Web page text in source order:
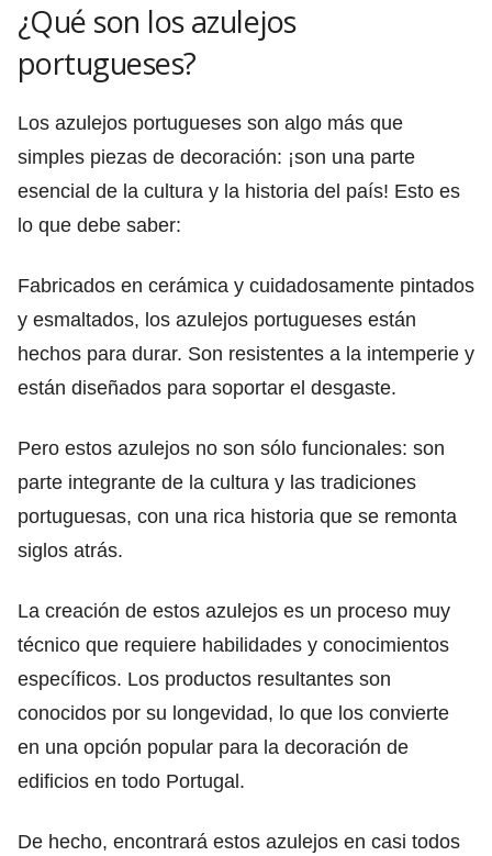
¿Qué son los azulejos
portugueses?
Los azulejos portugueses son algo más que
simples piezas de decoración: ¡son una parte
esencial de la cultura y la historia del país! Esto es
lo que debe saber:
Fabricados en cerámica y cuidadosamente pintados
y esmaltados, los azulejos portugueses están
hechos para durar. Son resistentes a la intemperie y
están diseñados para soportar el desgaste.
Pero estos azulejos no son sólo funcionales: son
parte integrante de la cultura y las tradiciones
portuguesas, con una rica historia que se remonta
siglos atrás.
La creación de estos azulejos es un proceso muy
técnico que requiere habilidades y conocimientos
específicos. Los productos resultantes son
conocidos por su longevidad, lo que los convierte
en una opción popular para la decoración de
edificios en todo Portugal.
De hecho, encontrará estos azulejos en casi todos